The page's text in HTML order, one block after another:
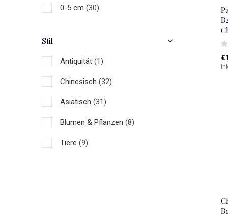
0-5 cm (30)
Stil
Antiquität (1)
Chinesisch (32)
Asiatisch (31)
Blumen & Pflanzen (8)
Tiere (9)